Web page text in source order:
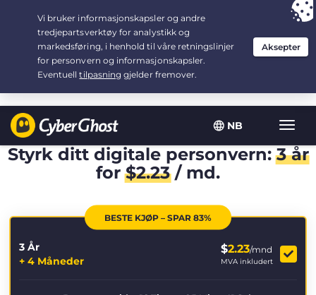
NB
Vis/
Your choice: The Best Dealfor 3.3333333333333-years at $
/month
Styrk ditt digitale personvern:3 år
for$2.23/ md.
BESTE KJØP – SPAR 83%
3 År
+ 4 Måneder
$2.23/mnd
MVA inkludert